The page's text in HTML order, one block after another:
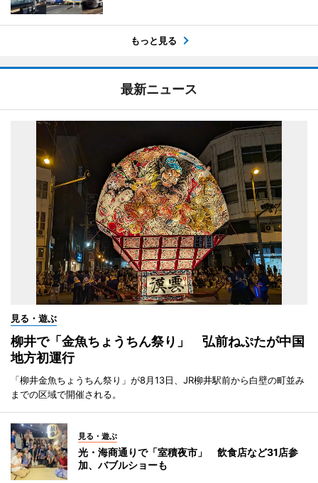
もっと見る
最新ニュース
見る・遊ぶ
柳井で「金魚ちょうちん祭り」 弘前ねぷたが中国
地方初運行
「柳井金魚ちょうちん祭り」が8月13日、JR柳井駅前から白壁の町並み
までの区域で開催される。
見る・遊ぶ
光・海商通りで「室積夜市」 飲食店など31店参
加、バブルショーも